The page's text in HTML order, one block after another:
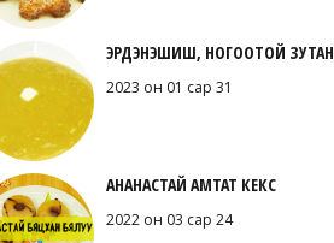
ЭРДЭНЭШИШ, НОГООТОЙ ЗУТАН
2023 он 01 сар 31
АНАНАСТАЙ АМТАТ КЕКС
2022 он 03 сар 24